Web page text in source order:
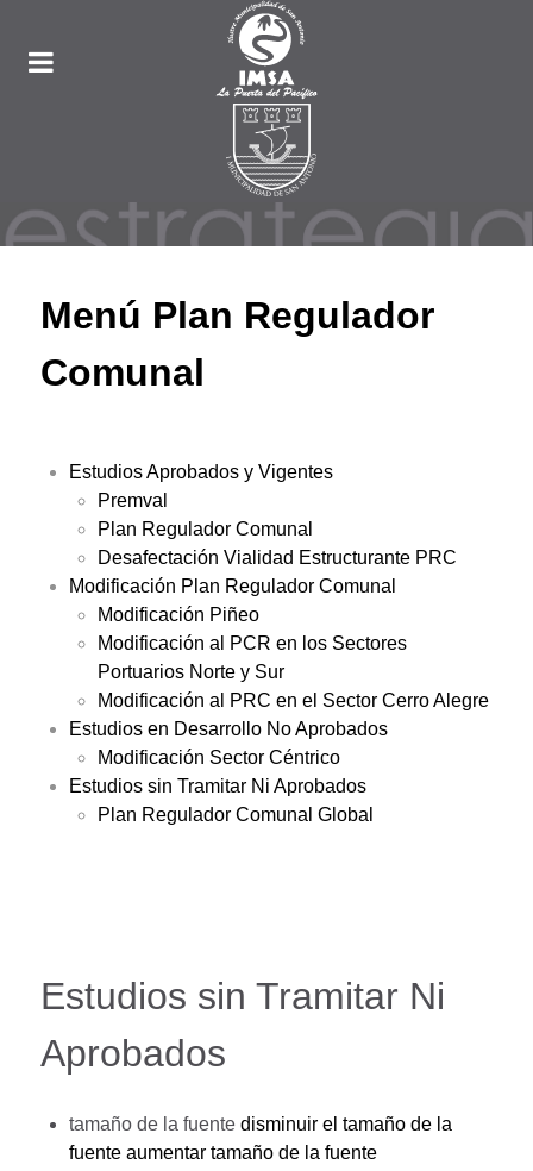
Menú Plan Regulador
Comunal
Estudios Aprobados y Vigentes
Premval
Plan Regulador Comunal
Desafectación Vialidad Estructurante PRC
Modificación Plan Regulador Comunal
Modificación Piñeo
Modificación al PCR en los Sectores
Portuarios Norte y Sur
Modificación al PRC en el Sector Cerro Alegre
Estudios en Desarrollo No Aprobados
Modificación Sector Céntrico
Estudios sin Tramitar Ni Aprobados
Plan Regulador Comunal Global
Estudios sin Tramitar Ni
Aprobados
tamaño de la fuente disminuir el tamaño de la
fuente aumentar tamaño de la fuente